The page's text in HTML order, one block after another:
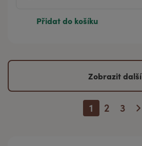
Přidat do košíku
Zobrazit další
1 2 3